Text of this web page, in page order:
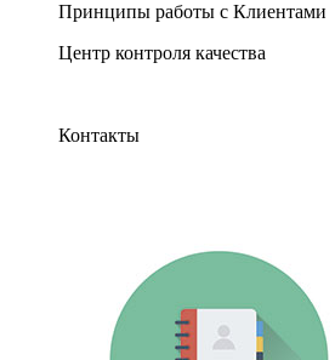
Принципы работы с Клиентами
Центр контроля качества
Контакты